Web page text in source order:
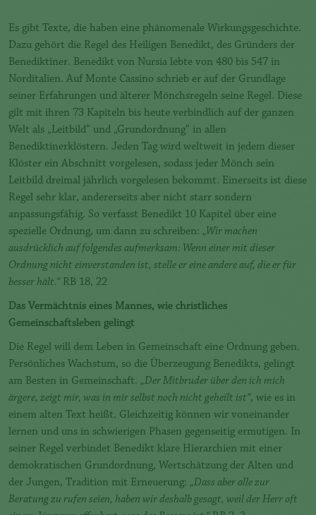
Es gibt Texte, die haben eine phänomenale Wirkungsgeschichte.
Dazu gehört die Regel des Heiligen Benedikt, des Gründers der
Benediktiner. Benedikt von Nursia lebte von 480 bis 547 in
Norditalien. Auf Monte Cassino schrieb er auf der Grundlage
seiner Erfahrungen und älterer Mönchsregeln seine Regel. Diese
gilt mit ihren 73 Kapiteln bis heute verbindlich auf der ganzen
Welt als „Leitbild“ und „Grundordnung“ in allen
Benediktinerklöstern. Jeden Tag wird weltweit in jedem dieser
Klöster ein Abschnitt vorgelesen, sodass jeder Mönch sein
Leitbild dreimal jährlich vorgelesen bekommt. Einerseits ist diese
Regel sehr klar, andererseits aber nicht starr sondern
anpassungsfähig. So verfasst Benedikt 10 Kapitel über eine
spezielle Ordnung, um dann zu schreiben: „Wir machen
ausdrücklich auf folgendes aufmerksam: Wenn einer mit dieser
Ordnung nicht einverstanden ist, stelle er eine andere auf, die er für
besser hält.“ RB 18, 22
Das Vermächtnis eines Mannes, wie christliches
Gemeinschaftsleben gelingt
Die Regel will dem Leben in Gemeinschaft eine Ordnung geben.
Persönliches Wachstum, so die Überzeugung Benedikts, gelingt
am Besten in Gemeinschaft. „Der Mitbruder über den ich mich
ärgere, zeigt mir, was in mir selbst noch nicht geheilt ist“, wie es in
einem alten Text heißt. Gleichzeitig können wir voneinander
lernen und uns in schwierigen Phasen gegenseitig ermutigen. In
seiner Regel verbindet Benedikt klare Hierarchien mit einer
demokratischen Grundordnung, Wertschätzung der Alten und
der Jungen, Tradition mit Erneuerung: „Dass aber alle zur
Beratung zu rufen seien, haben wir deshalb gesagt, weil der Herr oft